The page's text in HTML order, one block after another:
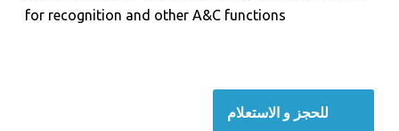
for recognition and other A&C functions
للحجز و الاستعلام